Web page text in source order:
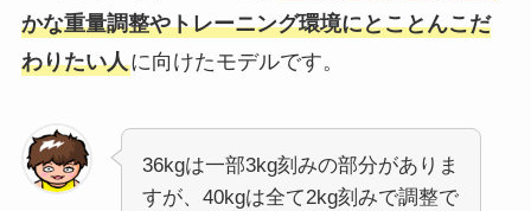
かな重量調整やトレーニング環境にとことんこだ
わりたい人に向けたモデルです。
36kgは一部3kg刻みの部分がありま
すが、40kgは全て2kg刻みで調整で